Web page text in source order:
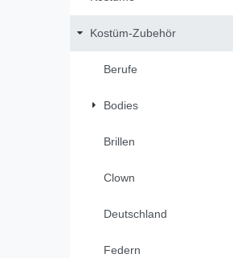
Kostüm-Zubehör
Berufe
Bodies
Brillen
Clown
Deutschland
Federn